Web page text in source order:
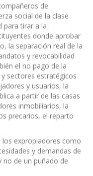
de
social de la clase
para tirar a la
donde aprobar
la separación real de la
y revocabilidad
el no pago de la
sectores estratégicos
y usuarios, la
a partir de las casas
inmobiliarios, la
precarios, el reparto
los expropiadores como
y demandas de
no de un puñado de